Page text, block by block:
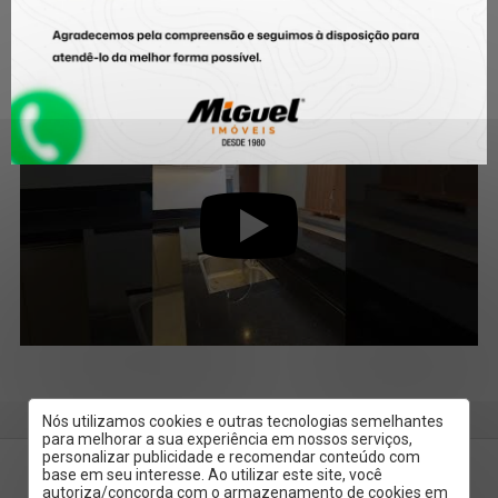
Nós utilizamos cookies e outras tecnologias semelhantes
para melhorar a sua experiência em nossos serviços,
personalizar publicidade e recomendar conteúdo com
base em seu interesse. Ao utilizar este site, você
autoriza/concorda com o armazenamento de cookies em
Casa em Condomínio, para aluguel, Santa
Rosa - 4 quartos Residencial Villa D’Aquila